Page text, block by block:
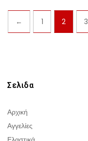
← 1 2 3
Σελιδα
Αρχική
Αγγελίες